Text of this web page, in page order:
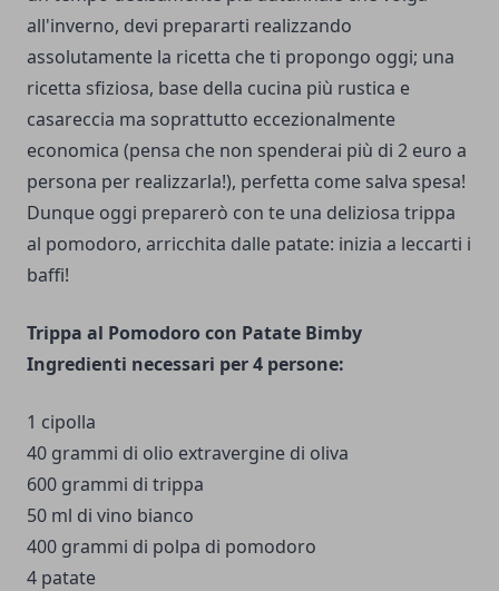
all'inverno, devi prepararti realizzando
assolutamente la ricetta che ti propongo oggi; una
ricetta sfiziosa, base della cucina più rustica e
casareccia ma soprattutto eccezionalmente
economica (pensa che non spenderai più di 2 euro a
persona per realizzarla!), perfetta come salva spesa!
Dunque oggi preparerò con te una deliziosa trippa
al pomodoro, arricchita dalle patate: inizia a leccarti i
baffi!
Trippa al Pomodoro con Patate Bimby
Ingredienti necessari per 4 persone:
1 cipolla
40 grammi di olio extravergine di oliva
600 grammi di trippa
50 ml di vino bianco
400 grammi di polpa di pomodoro
4 patate